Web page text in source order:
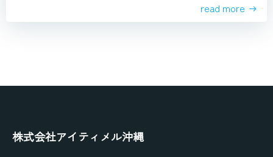
read more
株式会社アイティメル沖縄